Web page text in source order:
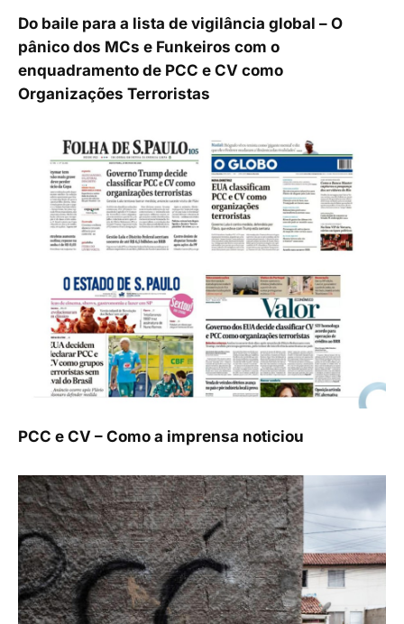
Do baile para a lista de vigilância global – O
pânico dos MCs e Funkeiros com o
enquadramento de PCC e CV como
Organizações Terroristas
PCC e CV – Como a imprensa noticiou